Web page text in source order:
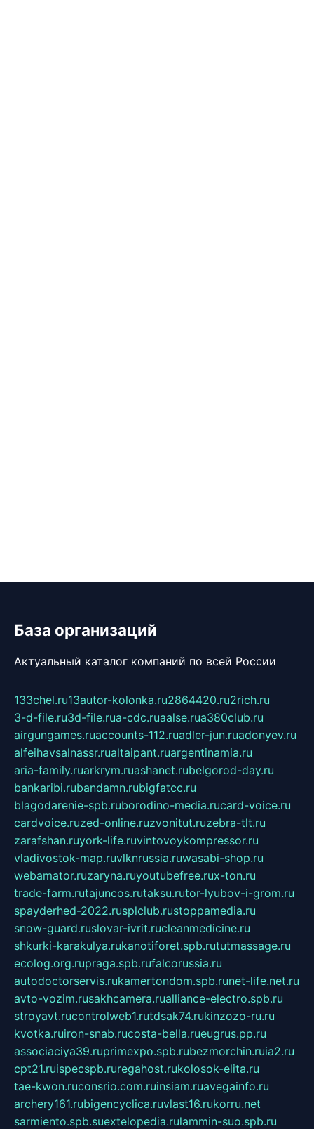
База организаций
Актуальный каталог компаний по всей России
133chel.ru13autor-kolonka.ru2864420.ru2rich.ru
3-d-file.ru3d-file.rua-cdc.ruaalse.rua380club.ru
airgungames.ruaccounts-112.ruadler-jun.ruadonyev.ru
alfeihavsalnassr.rualtaipant.ruargentinamia.ru
aria-family.ruarkrym.ruashanet.rubelgorod-day.ru
bankaribi.rubandamn.rubigfatcc.ru
blagodarenie-spb.ruborodino-media.rucard-voice.ru
cardvoice.ruzed-online.ruzvonitut.ruzebra-tlt.ru
zarafshan.ruyork-life.ruvintovoykompressor.ru
vladivostok-map.ruvlknrussia.ruwasabi-shop.ru
webamator.ruzaryna.ruyoutubefree.rux-ton.ru
trade-farm.rutajuncos.rutaksu.rutor-lyubov-i-grom.ru
spayderhed-2022.rusplclub.rustoppamedia.ru
snow-guard.ruslovar-ivrit.rucleanmedicine.ru
shkurki-karakulya.rukanotiforet.spb.rututmassage.ru
ecolog.org.rupraga.spb.rufalcorussia.ru
autodoctorservis.rukamertondom.spb.runet-life.net.ru
avto-vozim.rusakhcamera.rualliance-electro.spb.ru
stroyavt.rucontrolweb1.rutdsak74.rukinzozo-ru.ru
kvotka.ruiron-snab.rucosta-bella.rueugrus.pp.ru
associaciya39.ruprimexpo.spb.rubezmorchin.ruia2.ru
cpt21.ruispecspb.ruregahost.rukolosok-elita.ru
tae-kwon.ruconsrio.com.ruinsiam.ruavegainfo.ru
archery161.rubigencyclica.ruvlast16.rukorru.net
sarmiento.spb.suextelopedia.rulammin-suo.spb.ru